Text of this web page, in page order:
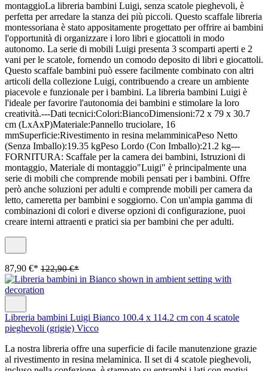
montaggioLa libreria bambini Luigi, senza scatole pieghevoli, è
perfetta per arredare la stanza dei più piccoli. Questo scaffale libreria
montessoriana è stato appositamente progettato per offrire ai bambini
l'opportunità di organizzare i loro libri e giocattoli in modo
autonomo. La serie di mobili Luigi presenta 3 scomparti aperti e 2
vani per le scatole, fornendo un comodo deposito di libri e giocattoli.
Questo scaffale bambini può essere facilmente combinato con altri
articoli della collezione Luigi, contribuendo a creare un ambiente
piacevole e funzionale per i bambini. La libreria bambini Luigi è
l'ideale per favorire l'autonomia dei bambini e stimolare la loro
creatività.---Dati tecnici:Colori:BiancoDimensioni:72 x 79 x 30.7
cm (LxAxP)Materiale:Pannello truciolare, 16
mmSuperficie:Rivestimento in resina melamminicaPeso Netto
(Senza Imballo):19.35 kgPeso Lordo (Con Imballo):21.2 kg---
FORNITURA: Scaffale per la camera dei bambini, Istruzioni di
montaggio, Materiale di montaggio"Luigi" è principalmente una
serie di mobili che comprende mobili pensati per i bambini. Offre
però anche soluzioni per adulti e comprende mobili per camera da
letto, cameretta per bambini e soggiorno. Con un'ampia gamma di
combinazioni di colori e diverse opzioni di configurazione, puoi
creare interni attraenti e pratici sia per bambini che per adulti.
87,90 €* 122,90 €*
Libreria bambini Luigi Bianco 100.4 x 114.2 cm con 4 scatole
pieghevoli (grigie) Vicco
La nostra libreria offre una superficie di facile manutenzione grazie
al rivestimento in resina melaminica. Il set di 4 scatole pieghevoli,